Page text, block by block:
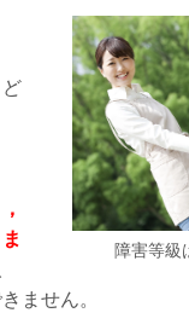
障害等級
ません。